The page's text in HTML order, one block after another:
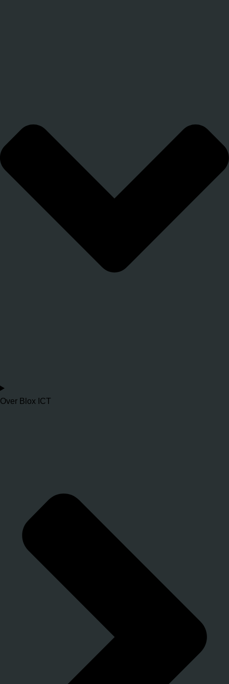
Over Blox ICT